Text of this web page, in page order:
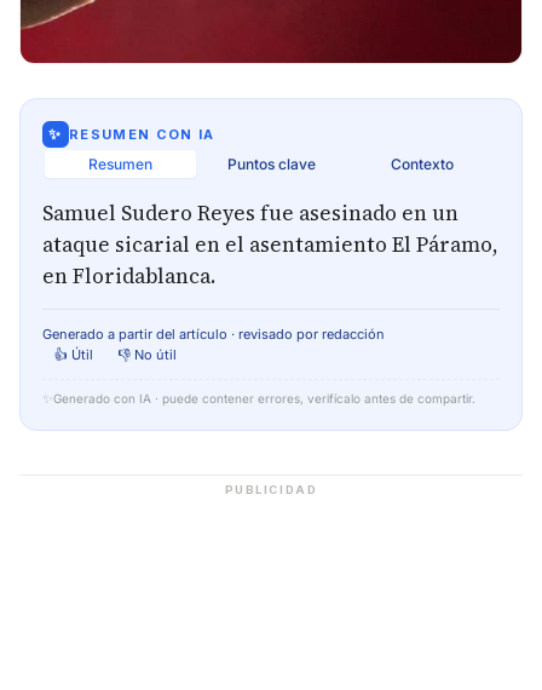
✨ RESUMEN CON IA
Resumen Puntos clave Contexto
Samuel Sudero Reyes fue asesinado en un
ataque sicarial en el asentamiento El Páramo,
en Floridablanca.
Generado a partir del artículo · revisado por redacción
👍 Útil
👎 No útil
✨ Generado con IA · puede contener errores, verifícalo antes de compartir.
PUBLICIDAD